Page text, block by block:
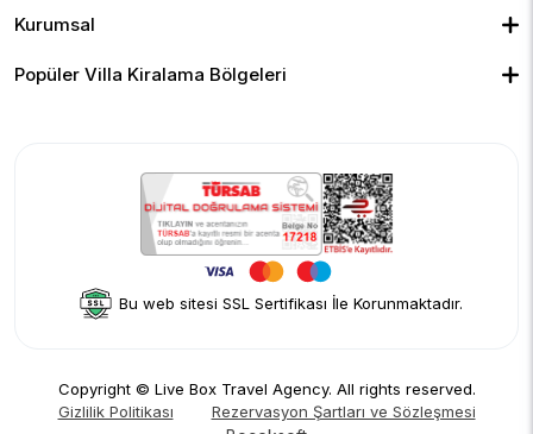
Geniş Ailelere Uygun Villalar
Denize Yakın Villalar
Merkeze Yakın Villalar
Kurumsal
Yorumlar
Hakkımızda
Popüler Villa Kiralama Bölgeleri
Bu web sitesi SSL Sertifikası İle Korunmaktadır.
Copyright © Live Box Travel Agency. All rights reserved.
Gizlilik Politikası
Rezervasyon Şartları ve Sözleşmesi